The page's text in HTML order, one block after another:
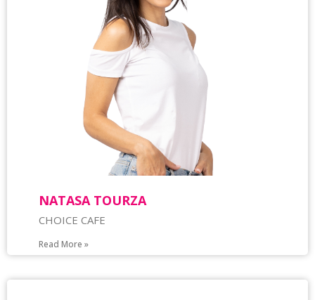
NATASA TOURZA
CHOICE CAFE
Read More »